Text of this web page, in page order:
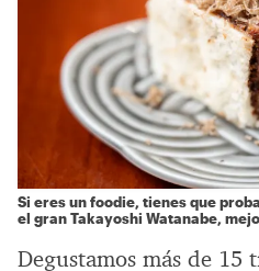
Si eres un foodie, tienes que
el gran Takayoshi Watanabe,
Degustamos más de 15